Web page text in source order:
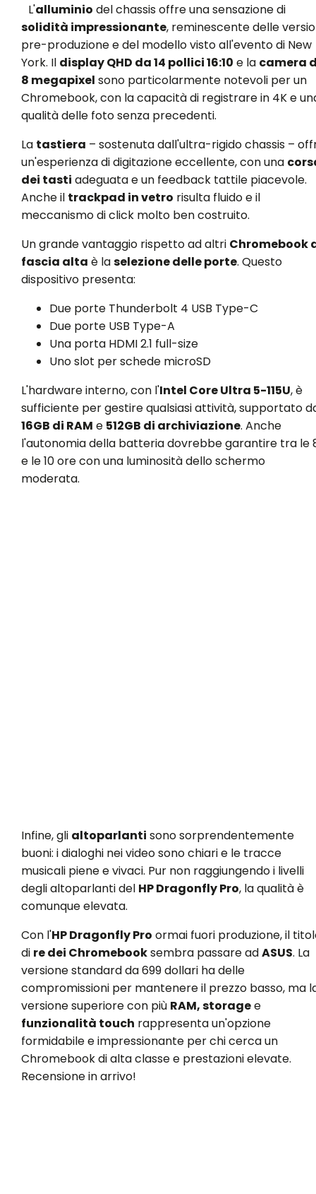
L'alluminio del chassis offre una sensazione di
solidità impressionante, reminescente delle
pre-produzione e del modello visto all'evento di New
York. Il display QHD da 14 pollici 16:10 e la camera
8 megapixel sono particolarmente notevoli per un
Chromebook, con la capacità di registrare in 4K e
qualità delle foto senza precedenti.
La tastiera – sostenuta dall'ultra-rigido chassis –
un'esperienza di digitazione eccellente, con una
dei tasti adeguata e un feedback tattile piacevole.
Anche il trackpad in vetro risulta fluido e il
meccanismo di click molto ben costruito.
Un grande vantaggio rispetto ad altri Chromebook
fascia alta è laselezione delle porte. Questo
dispositivo presenta:
Due porte Thunderbolt 4 USB Type-C
Due porte USB Type-A
Una porta HDMI 2.1 full-size
Uno slot per schede microSD
L'hardware interno, con l'Intel Core Ultra 5-115U, è
sufficiente per gestire qualsiasi attività, supportato
16GB di RAM e 512GB di archiviazione. Anche
l'autonomia della batteria dovrebbe garantire tra le
e le 10 ore con una luminosità dello schermo
moderata.
Infine, gli altoparlanti sono sorprendentemente
buoni: i dialoghi nei video sono chiari e le tracce
musicali piene e vivaci. Pur non raggiungendo i livelli
degli altoparlanti del HP Dragonfly Pro, la qualità è
comunque elevata.
Con l'HP Dragonfly Pro ormai fuori produzione, il
di re dei Chromebooksembra passare adASUS. La
versione standard da 699 dollari ha delle
compromissioni per mantenere il prezzo basso, ma
versione superiore con più RAM, storagee
funzionalità touch rappresenta un'opzione
formidabile e impressionante per chi cerca un
Chromebook di alta classe e prestazioni elevate.
Recensione in arrivo!